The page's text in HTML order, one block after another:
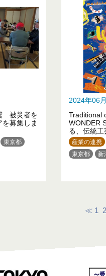
被災者を
募集しま
東京都
2024年06
Traditional
WONDER
る、伝統工
期間限定シ
す！
産業の連携
東京都
新
≪ 1 2